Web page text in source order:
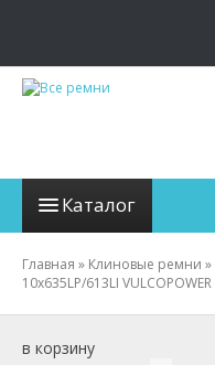
Каталог
Главная » Клиновые ремни »
10x635LP/613LI VULCOPOWER
в корзину